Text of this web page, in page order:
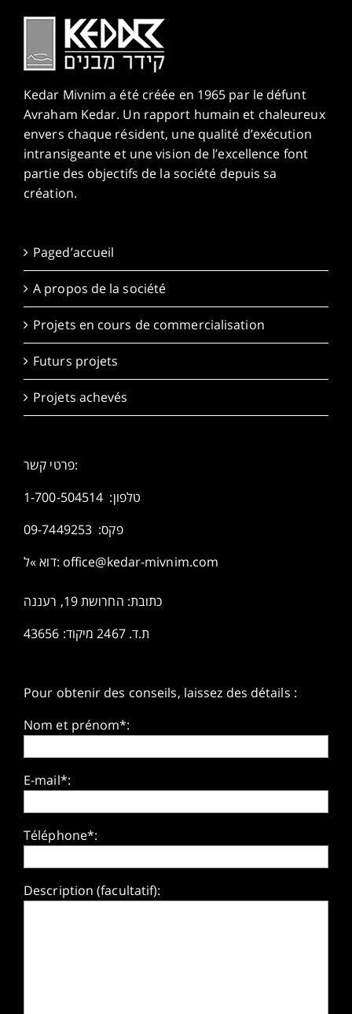
Kedar Mivnim a été créée en 1965 par le défunt
Avraham Kedar. Un rapport humain et chaleureux
envers chaque résident, une qualité d’exécution
intransigeante et une vision de l’excellence font
partie des objectifs de la société depuis sa
création.
Paged’accueil
A propos de la société
Projets en cours de commercialisation
Futurs projets
Projets achevés
פרטי קשר:
טלפון: 1-700-504514
פקס: 09-7449253
דוא »ל: office@kedar-mivnim.com
כתובת: החרושת 19, רעננה
ת.ד. 2467 מיקוד: 43656
Pour obtenir des conseils, laissez des détails :
Nom et prénom*:
E-mail*:
Téléphone*:
Description (facultatif):